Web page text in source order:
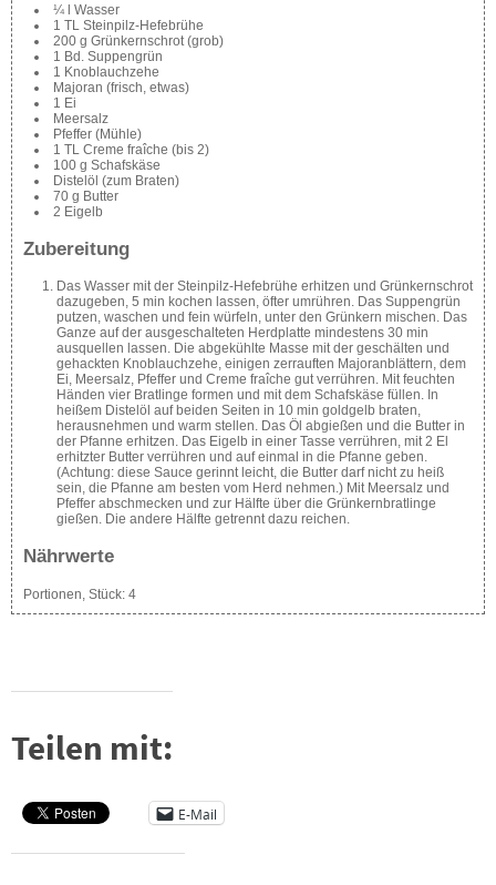
¼ l Wasser
1 TL Steinpilz-Hefebrühe
200 g Grünkernschrot (grob)
1 Bd. Suppengrün
1 Knoblauchzehe
Majoran (frisch, etwas)
1 Ei
Meersalz
Pfeffer (Mühle)
1 TL Creme fraîche (bis 2)
100 g Schafskäse
Distelöl (zum Braten)
70 g Butter
2 Eigelb
Zubereitung
Das Wasser mit der Steinpilz-Hefebrühe erhitzen und Grünkernschrot
dazugeben, 5 min kochen lassen, öfter umrühren. Das Suppengrün
putzen, waschen und fein würfeln, unter den Grünkern mischen. Das
Ganze auf der ausgeschalteten Herdplatte mindestens 30 min
ausquellen lassen. Die abgekühlte Masse mit der geschälten und
gehackten Knoblauchzehe, einigen zerrauften Majoranblättern, dem
Ei, Meersalz, Pfeffer und Creme fraîche gut verrühren. Mit feuchten
Händen vier Bratlinge formen und mit dem Schafskäse füllen. In
heißem Distelöl auf beiden Seiten in 10 min goldgelb braten,
herausnehmen und warm stellen. Das Öl abgießen und die Butter in
der Pfanne erhitzen. Das Eigelb in einer Tasse verrühren, mit 2 El
erhitzter Butter verrühren und auf einmal in die Pfanne geben.
(Achtung: diese Sauce gerinnt leicht, die Butter darf nicht zu heiß
sein, die Pfanne am besten vom Herd nehmen.) Mit Meersalz und
Pfeffer abschmecken und zur Hälfte über die Grünkernbratlinge
gießen. Die andere Hälfte getrennt dazu reichen.
Nährwerte
Portionen, Stück: 4
Teilen mit:
E-Mail